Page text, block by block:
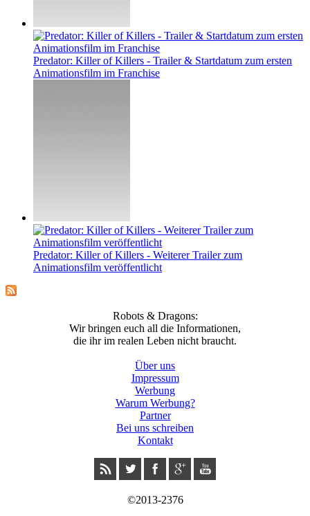
Predator: Killer of Killers - Trailer & Startdatum zum ersten
Animationsfilm im Franchise
Predator: Killer of Killers - Weiterer Trailer zum
Animationsfilm veröffentlicht
Robots & Dragons:
Wir bringen euch all die Informationen,
die ihr im realen Leben nicht braucht.
Über uns
Impressum
Werbung
Warum Werbung?
Partner
Bei uns schreiben
Kontakt
©2013-2376